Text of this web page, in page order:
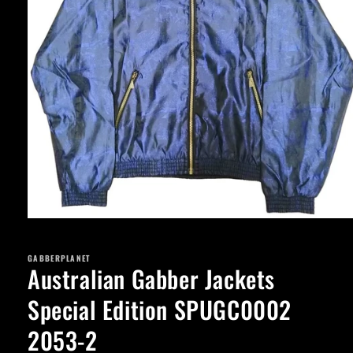
1
in
finestra
GABBERPLANET
Australian Gabber Jackets
Special Edition SPUGC0002
2053-2